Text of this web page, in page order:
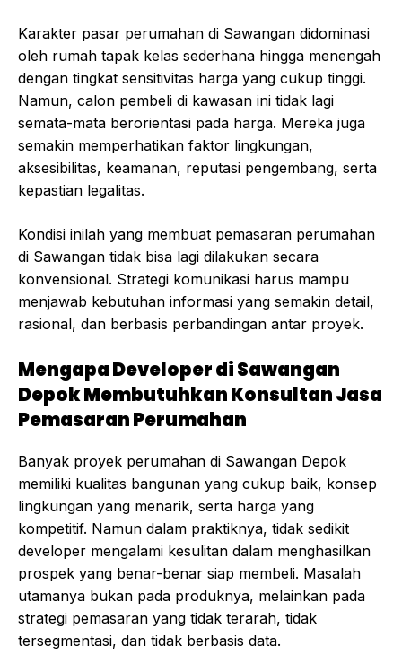
Karakter pasar perumahan di Sawangan didominasi
oleh rumah tapak kelas sederhana hingga menengah
dengan tingkat sensitivitas harga yang cukup tinggi.
Namun, calon pembeli di kawasan ini tidak lagi
semata-mata berorientasi pada harga. Mereka juga
semakin memperhatikan faktor lingkungan,
aksesibilitas, keamanan, reputasi pengembang, serta
kepastian legalitas.
Kondisi inilah yang membuat pemasaran perumahan
di Sawangan tidak bisa lagi dilakukan secara
konvensional. Strategi komunikasi harus mampu
menjawab kebutuhan informasi yang semakin detail,
rasional, dan berbasis perbandingan antar proyek.
Mengapa Developer di Sawangan
Depok Membutuhkan Konsultan Jasa
Pemasaran Perumahan
Banyak proyek perumahan di Sawangan Depok
memiliki kualitas bangunan yang cukup baik, konsep
lingkungan yang menarik, serta harga yang
kompetitif. Namun dalam praktiknya, tidak sedikit
developer mengalami kesulitan dalam menghasilkan
prospek yang benar-benar siap membeli. Masalah
utamanya bukan pada produknya, melainkan pada
strategi pemasaran yang tidak terarah, tidak
tersegmentasi, dan tidak berbasis data.